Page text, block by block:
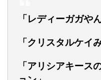
「レディーガガや
「クリスタルケイ
「アリシアキース